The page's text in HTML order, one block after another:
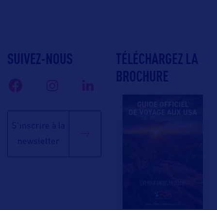
SUIVEZ-NOUS
S'inscrire à la
newsletter
TÉLÉCHARGEZ LA
BROCHURE